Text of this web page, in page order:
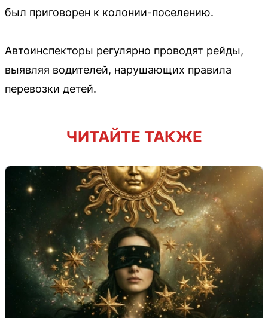
был приговорен к колонии-поселению.
Автоинспекторы регулярно проводят рейды,
выявляя водителей, нарушающих правила
перевозки детей.
ЧИТАЙТЕ ТАКЖЕ